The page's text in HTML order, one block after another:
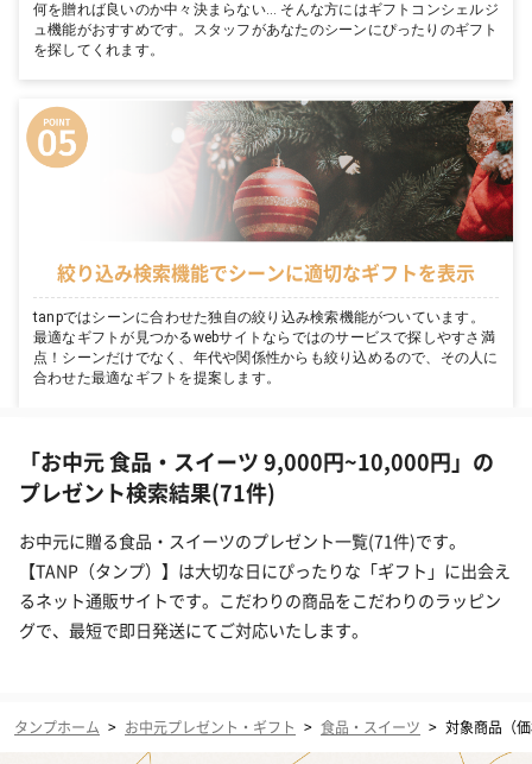
何を贈れば良いのか中々決まらない… そんな方にはギフトコンシェルジ
ュ機能がおすすめです。スタッフがあなたのシーンにぴったりのギフト
を探してくれます。
絞り込み検索機能でシーンに適切なギフトを表示
tanpではシーンに合わせた独自の絞り込み検索機能がついています。
最適なギフトが見つかるwebサイトならではのサービスで探しやすさ満
点！シーンだけでなく、年代や関係性からも絞り込めるので、その人に
合わせた最適なギフトを提案します。
「お中元 食品・スイーツ 9,000円~10,000円」の
プレゼント検索結果(71件)
お中元に贈る食品・スイーツのプレゼント一覧(71件)です。
【TANP（タンプ）】は大切な日にぴったりな「ギフト」に出会え
るネット通販サイトです。こだわりの商品をこだわりのラッピン
グで、最短で即日発送にてご対応いたします。
タンプホーム > お中元プレゼント・ギフト > 食品・スイーツ > 対象商品（